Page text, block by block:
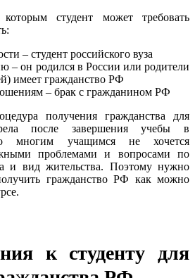
студент может требовать
– студент российского вуза
– он родился в России или родители
имеет гражданство РФ
– брак с гражданином РФ
получения гражданства для
после завершения учебы в
многим учащимся не хочется
проблемами и вопросами по
и вид жительства. Поэтому нужно
гражданство РФ как можно
к студенту для